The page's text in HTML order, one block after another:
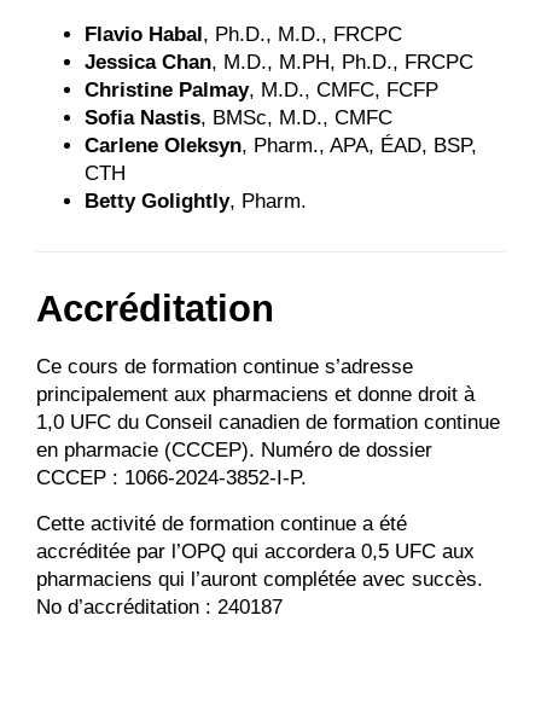
Flavio Habal , Ph.D., M.D., FRCPC
Jessica Chan, M.D., M.PH, Ph.D., FRCPC
Christine Palmay, M.D., CMFC, FCFP
Sofia Nastis, BMSc, M.D., CMFC
Carlene Oleksyn, Pharm., APA, ÉAD, BSP,
CTH
Betty Golightly, Pharm.
Accréditation
Ce cours de formation continue s’adresse
principalement aux pharmaciens et donne droit à
1,0 UFC du Conseil canadien de formation continue
en pharmacie (CCCEP). Numéro de dossier
CCCEP : 1066-2024-3852-I-P.
Cette activité de formation continue a été
accréditée par l’OPQ qui accordera 0,5 UFC aux
pharmaciens qui l’auront complétée avec succès.
No d’accréditation : 240187